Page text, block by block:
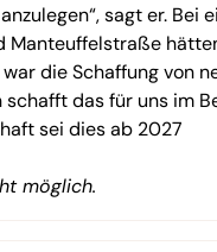
sagt er. Bei
Manteuffelstraße
die Schaffung von
schafft das für uns im
sei dies ab 2027
möglich.